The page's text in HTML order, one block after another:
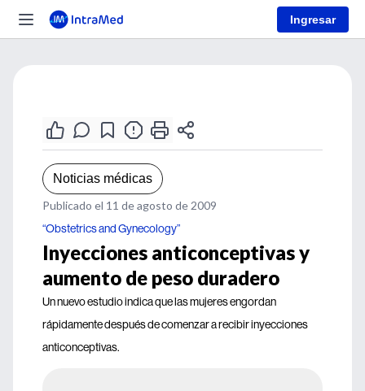
Ingresar
Noticias médicas
Publicado el 11 de agosto de 2009
“Obstetrics and Gynecology”
Inyecciones anticonceptivas y
aumento de peso duradero
Un nuevo estudio indica que las mujeres engordan
rápidamente después de comenzar a recibir inyecciones
anticonceptivas.